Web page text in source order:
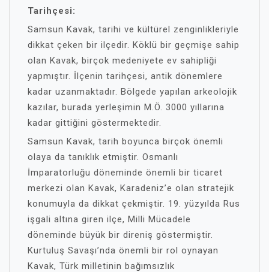
Tarihçesi:
Samsun Kavak, tarihi ve kültürel zenginlikleriyle
dikkat çeken bir ilçedir. Köklü bir geçmişe sahip
olan Kavak, birçok medeniyete ev sahipliği
yapmıştır. İlçenin tarihçesi, antik dönemlere
kadar uzanmaktadır. Bölgede yapılan arkeolojik
kazılar, burada yerleşimin M.Ö. 3000 yıllarına
kadar gittiğini göstermektedir.
Samsun Kavak, tarih boyunca birçok önemli
olaya da tanıklık etmiştir. Osmanlı
İmparatorluğu döneminde önemli bir ticaret
merkezi olan Kavak, Karadeniz’e olan stratejik
konumuyla da dikkat çekmiştir. 19. yüzyılda Rus
işgali altına giren ilçe, Milli Mücadele
döneminde büyük bir direniş göstermiştir.
Kurtuluş Savaşı’nda önemli bir rol oynayan
Kavak, Türk milletinin bağımsızlık